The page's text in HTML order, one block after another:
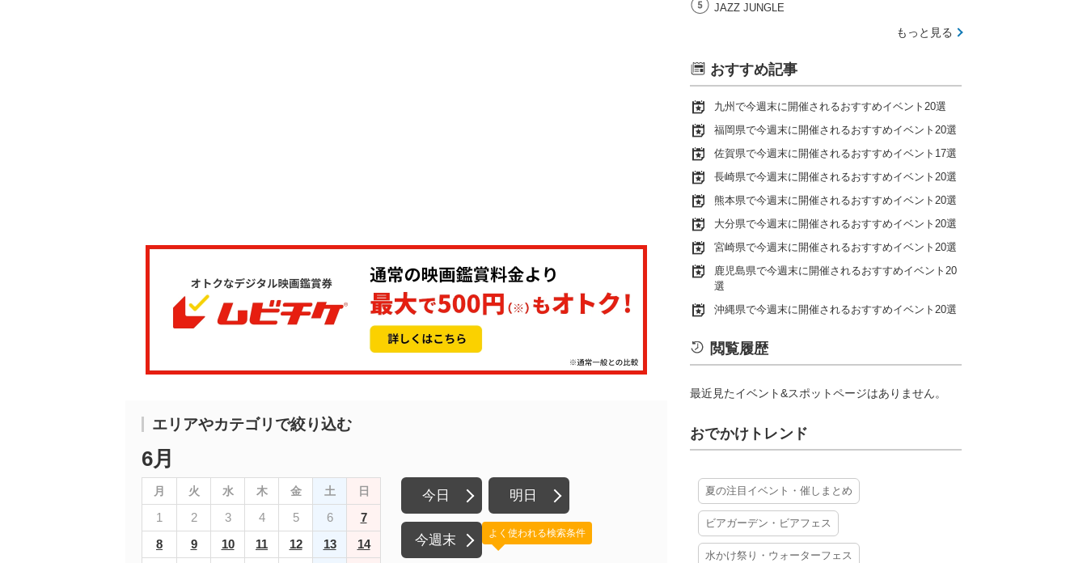
エリアやカテゴリで絞り込む
6月
月 火 水 木 金 土 日
1 2 3 4 5 6
7
8
9 10 11 12 13
14
今日 明日
今週末 よく使われる検索条件
JAZZ JUNGLE
もっと見る
おすすめ記事
九州で今週末に開催されるおすすめイベント20選
福岡県で今週末に開催されるおすすめイベント20選
佐賀県で今週末に開催されるおすすめイベント17選
長崎県で今週末に開催されるおすすめイベント20選
熊本県で今週末に開催されるおすすめイベント20選
大分県で今週末に開催されるおすすめイベント20選
宮崎県で今週末に開催されるおすすめイベント20選
鹿児島県で今週末に開催されるおすすめイベント20
選
沖縄県で今週末に開催されるおすすめイベント20選
閲覧履歴
最近見たイベント&スポットページはありません。
おでかけトレンド
夏の注目イベント・催しまとめ
ビアガーデン・ビアフェス
水かけ祭り・ウォーターフェス